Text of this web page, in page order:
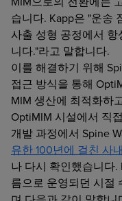
습니다. Kapp은 "운송
사출 성형 공정에서
니다."라고 말합니다.
이를 해결하기 위해
접근 방식을 통해
MIM 생산에 최적화하
OptiMIM 시설에서 직
개발 과정에서 Spine
유한 100년에 걸친 사
나 다시 확인했습니다
름으로 운영되던 시절